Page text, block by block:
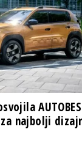
za najbolji